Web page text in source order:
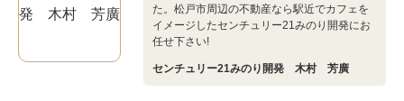
た。松戸市周辺の不動産なら駅近でカフェを
イメージしたセンチュリー21みのり開発にお
任せ下さい!
センチュリー21みのり開発 木村 芳廣